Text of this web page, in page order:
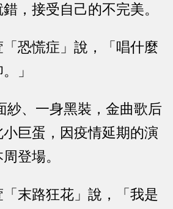
，接受自己的不完美。
恐慌症」說，「唱什麼
」
紗、一身黑裝，金曲歌后
巨蛋，因疫情延期的演
登場。
末路狂花」說，「我是